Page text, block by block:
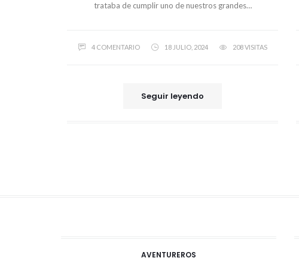
trataba de cumplir uno de nuestros grandes…
4 COMENTARIO 18 JULIO, 2024 208 VISITAS
Seguir leyendo
AVENTUREROS